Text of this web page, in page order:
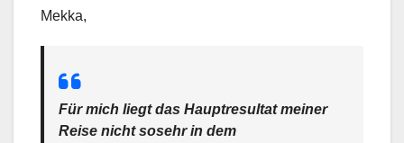
Mekka,
Für mich liegt das Hauptresultat meiner
Reise nicht sosehr in dem